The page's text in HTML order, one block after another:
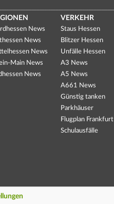
News
News
News
Main News
News
VERKEHR
Staus Hessen
Blitzer Hessen
Unfälle Hessen
A3 News
A5 News
A661 News
Günstig tanken
Parkhäuser
Flugplan Frankfurt
Schulausfälle